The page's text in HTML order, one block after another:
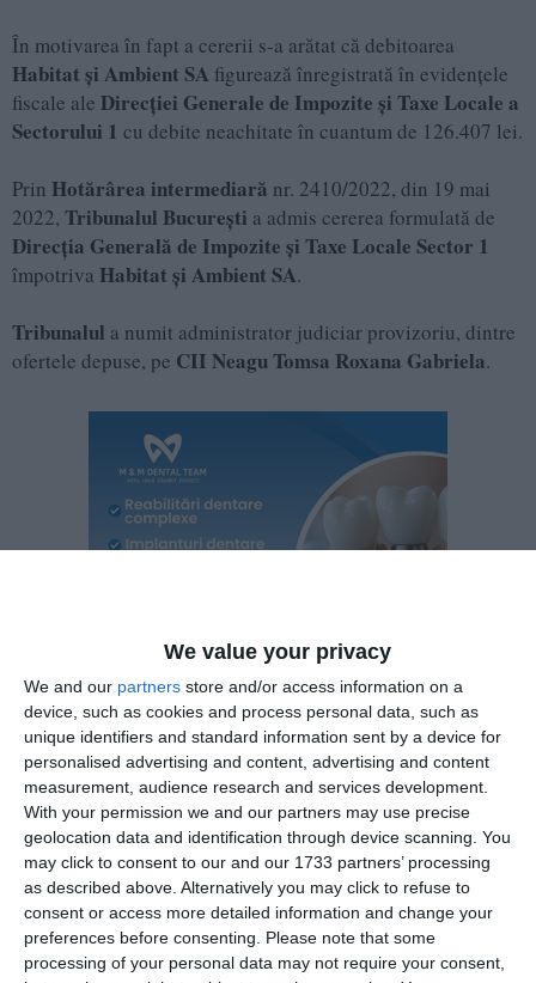
We value your privacy
We and our partners store and/or access information on a
device, such as cookies and process personal data, such as
unique identifiers and standard information sent by a device for
personalised advertising and content, advertising and content
measurement, audience research and services development.
With your permission we and our partners may use precise
geolocation data and identification through device scanning. You
may click to consent to our and our 1733 partners’ processing
as described above. Alternatively you may click to refuse to
consent or access more detailed information and change your
preferences before consenting.
Please note that some
processing of your personal data may not require your consent,
În motivarea în fapt a cererii s-a arătat că debitoarea
Habitat şi Ambient SA figurează înregistrată în evidenţele
fiscale ale Direcţiei Generale de Impozite și Taxe Locale a
Sectorului 1 cu debite neachitate în cuantum de 126.407 lei.
Prin Hotărârea intermediară nr. 2410/2022, din 19 mai
2022, Tribunalul București a admis cererea formulată de
Direcția Generală de Impozite și Taxe Locale Sector 1
împotriva Habitat și Ambient SA.
Tribunalul a numit administrator judiciar provizoriu, dintre
ofertele depuse, pe CII Neagu Tomsa Roxana Gabriela.
Cauzele și împrejurarile care au dus la aparitia
insolvenței Habitat și Ambient SA
ÎnBuletinul Procedurilor de Insolvenţănr.
11440/05.07.2022 a fost publicat Raportul administratorului
judiciar privind cauzele și împrejurarile care au dus la